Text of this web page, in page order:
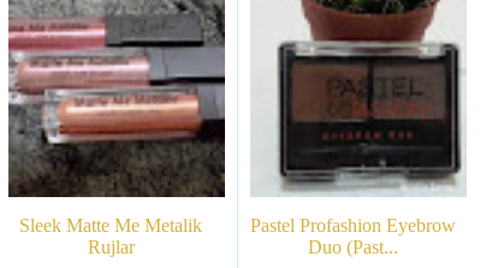
Sleek Matte Me Metalik
Rujlar
Pastel Profashion Eyebrow
Duo (Past...